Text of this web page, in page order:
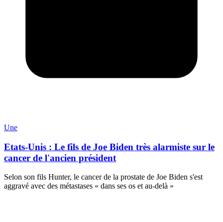
Une
Etats-Unis : Le fils de Joe Biden très alarmiste sur le
cancer de l'ancien président
Selon son fils Hunter, le cancer de la prostate de Joe Biden s'est
aggravé avec des métastases « dans ses os et au-delà »